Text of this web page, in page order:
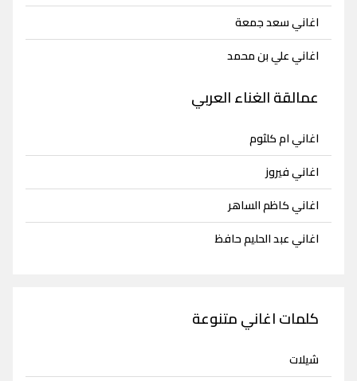
اغاني سعد جمعة
اغاني علي بن محمد
عمالقة الغناء العربي
اغاني ام كلثوم
اغاني فيروز
اغاني كاظم الساهر
اغاني عبد الحليم حافظ
كلمات اغاني متنوعة
شيلات